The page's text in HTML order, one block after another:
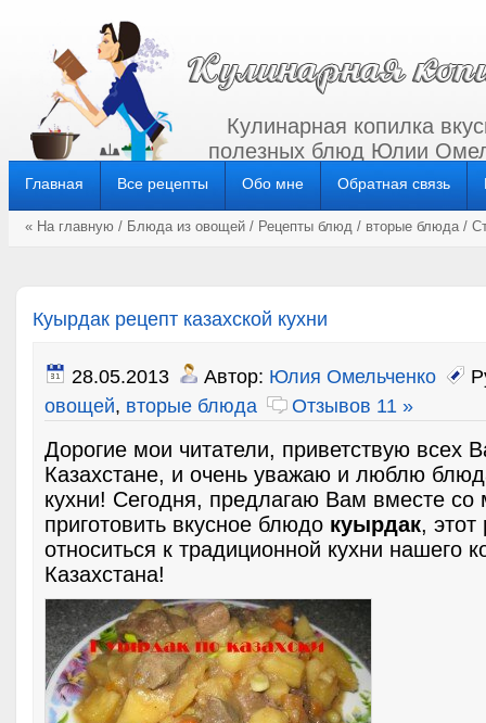
Кулинарная копилка
полезных блюд Юлии
Главная Все рецепты Обо мне Обратная связь
« На главную / Блюда из овощей / Рецепты блюд / вторые блюда/
Куырдак рецепт казахской кухни
28.05.2013 Автор: Юлия Омельченко
овощей, вторые блюда Отзывов 11 »
Дорогие мои читатели, приветствую всех
Казахстане, и очень уважаю и люблю
кухни! Сегодня, предлагаю Вам вместе со
приготовить вкусное блюдо куырдак, этот
относиться к традиционной кухни нашего
Казахстана!